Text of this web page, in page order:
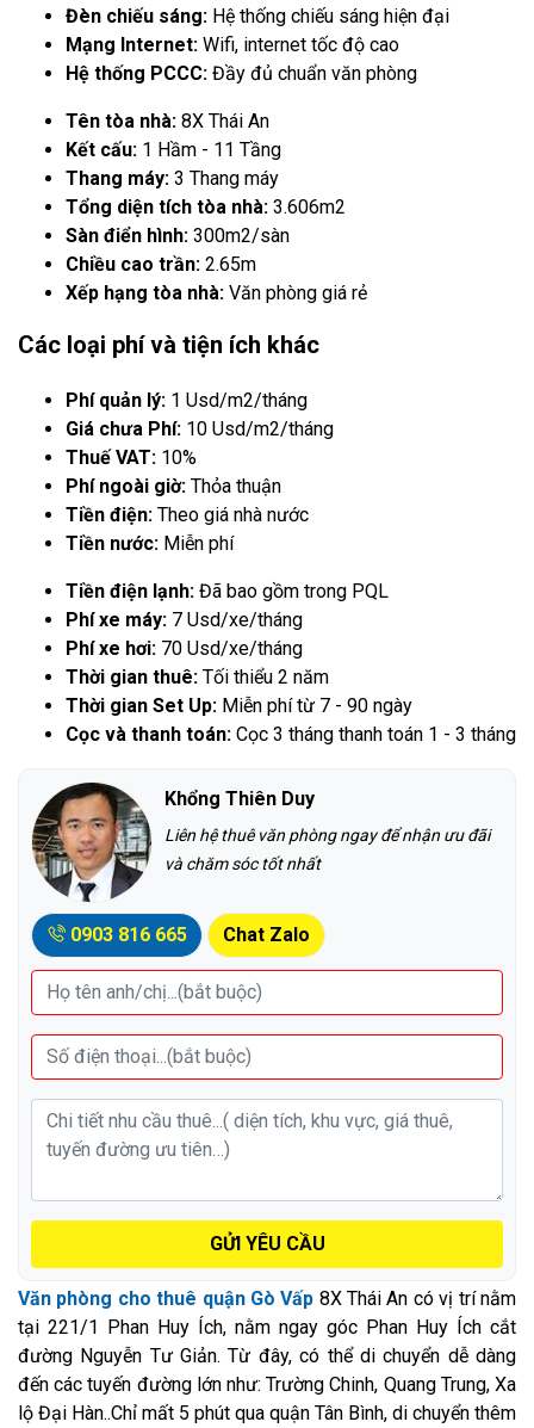
Đèn chiếu sáng: Hệ thống chiếu sáng hiện đại
Mạng Internet: Wifi, internet tốc độ cao
Hệ thống PCCC: Đầy đủ chuẩn văn phòng
Tên tòa nhà: 8X Thái An
Kết cấu: 1 Hầm - 11 Tầng
Thang máy: 3 Thang máy
Tổng diện tích tòa nhà: 3.606m2
Sàn điển hình: 300m2/sàn
Chiều cao trần: 2.65m
Xếp hạng tòa nhà: Văn phòng giá rẻ
Các loại phí và tiện ích khác
Phí quản lý: 1 Usd/m2/tháng
Giá chưa Phí: 10 Usd/m2/tháng
Thuế VAT: 10%
Phí ngoài giờ: Thỏa thuận
Tiền điện: Theo giá nhà nước
Tiền nước: Miễn phí
Tiền điện lạnh: Đã bao gồm trong PQL
Phí xe máy: 7 Usd/xe/tháng
Phí xe hơi: 70 Usd/xe/tháng
Thời gian thuê: Tối thiểu 2 năm
Thời gian Set Up: Miễn phí từ 7 - 90 ngày
Cọc và thanh toán: Cọc 3 tháng thanh toán 1 - 3 tháng
Khổng Thiên Duy
Liên hệ thuê văn phòng ngay để nhận ưu đãi
và chăm sóc tốt nhất
0903 816 665 Chat Zalo
GỬI YÊU CẦU
Văn phòng cho thuê quận Gò Vấp 8X Thái An có vị trí nằm
tại 221/1 Phan Huy Ích, nằm ngay góc Phan Huy Ích cắt
đường Nguyễn Tư Giản. Từ đây, có thể di chuyển dễ dàng
đến các tuyến đường lớn như: Trường Chinh, Quang Trung, Xa
lộ Đại Hàn..Chỉ mất 5 phút qua quận Tân Bình, di chuyển thêm